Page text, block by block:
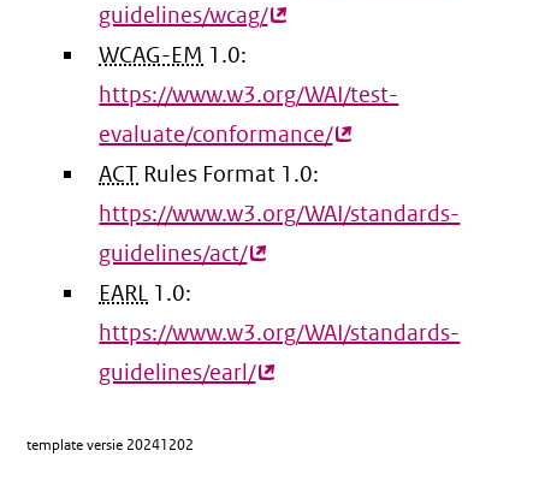
guidelines/wcag/(externe
WCAG-EM 1.0:
https://www.w3.org/WAI/test-
evaluate/conformance/(externe
ACT Rules Format 1.0:
https://www.w3.org/WAI/standards-
guidelines/act/(externe
EARL 1.0:
https://www.w3.org/WAI/standards-
guidelines/earl/(externe
template versie 20241202